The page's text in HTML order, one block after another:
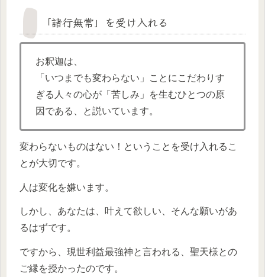
「諸行無常」を受け入れる
お釈迦は、
「いつまでも変わらない」ことにこだわりす
ぎる人々の心が「苦しみ」を生むひとつの原
因である、と説いています。
変わらないものはない！ということを受け入れるこ
とが大切です。
人は変化を嫌います。
しかし、あなたは、叶えて欲しい、そんな願いがあ
るはずです。
ですから、現世利益最強神と言われる、聖天様との
ご縁を授かったのです。